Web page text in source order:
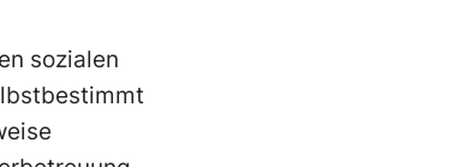
sozialen